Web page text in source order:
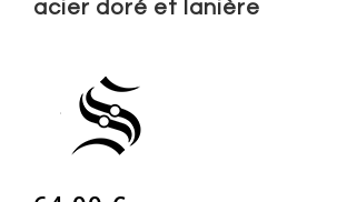
beginning
gallery
acier doré et lanière